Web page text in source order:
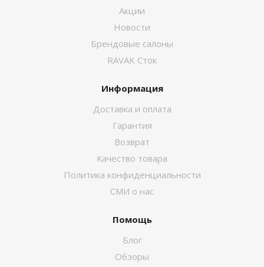
Акции
Новости
Брендовые салоны
RAVAK Сток
Информация
Доставка и оплата
Гарантия
Возврат
Качество товара
Политика конфиденциальности
СМИ о нас
Помощь
Блог
Обзоры